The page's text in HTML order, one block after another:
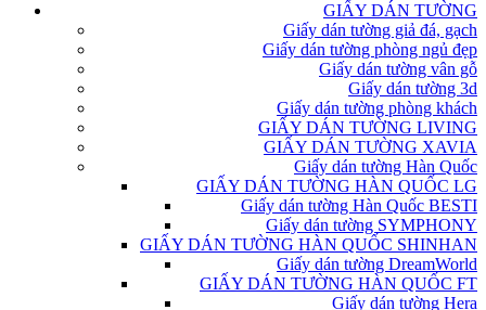
GIẤY DÁN TƯỜNG
Giấy dán tường giả đá, gạch
Giấy dán tường phòng ngủ đẹp
Giấy dán tường vân gỗ
Giấy dán tường 3d
Giấy dán tường phòng khách
GIẤY DÁN TƯỜNG LIVING
GIẤY DÁN TƯỜNG XAVIA
Giấy dán tường Hàn Quốc
GIẤY DÁN TƯỜNG HÀN QUỐC LG
Giấy dán tường Hàn Quốc BESTI
Giấy dán tường SYMPHONY
GIẤY DÁN TƯỜNG HÀN QUỐC SHINHAN
Giấy dán tường DreamWorld
GIẤY DÁN TƯỜNG HÀN QUỐC FT
Giấy dán tường Hera